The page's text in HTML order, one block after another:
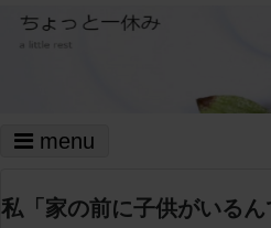
menu
私「家の前に子供がいる